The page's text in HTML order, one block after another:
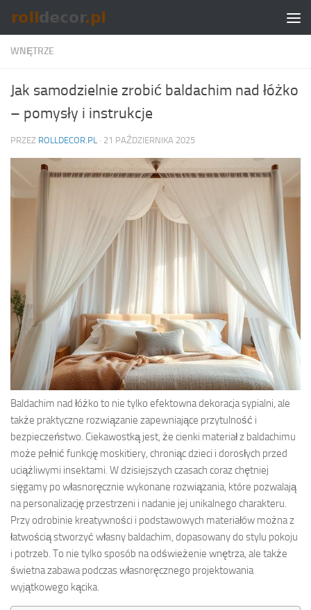
Skip to content
WNĘTRZE
Jak samodzielnie zrobić baldachim nad łóżko
– pomysły i instrukcje
PRZEZ ROLLDECOR.PL · 21 PAŹDZIERNIKA 2025
Baldachim nad łóżko to nie tylko efektowna dekoracja sypialni, ale
także praktyczne rozwiązanie zapewniające przytulność i
bezpieczeństwo. Ciekawostką jest, że cienki materiał z baldachimu
może pełnić funkcję moskitiery, chroniąc dzieci i dorosłych przed
uciążliwymi insektami. W dzisiejszych czasach coraz chętniej
sięgamy po własnoręcznie wykonane rozwiązania, które pozwalają
na personalizację przestrzeni i nadanie jej unikalnego charakteru.
Przy odrobinie kreatywności i podstawowych materiałów można z
łatwością stworzyć własny baldachim, dopasowany do stylu pokoju
i potrzeb. To nie tylko sposób na odświeżenie wnętrza, ale także
świetna zabawa podczas własnoręcznego projektowania
wyjątkowego kącika.